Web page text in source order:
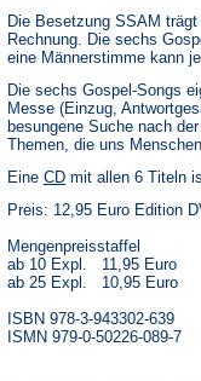
Die Besetzung SSAM
Rechnung. Die sechs
eine Männerstimme kann
Die sechs Gospel-Songs
Messe (Einzug,
besungene Suche nach
Themen, die uns
Eine CD(Öffnet
einem
Tab)
mit allen 6 Titeln
Preis: 12,95 Euro Edition
Mengenpreisstaffel
ab 10 Expl. 11,95 Euro
ab 25 Expl. 10,95 Euro
ISBN 978-3-943302-639
ISMN 979-0-50226-089-7